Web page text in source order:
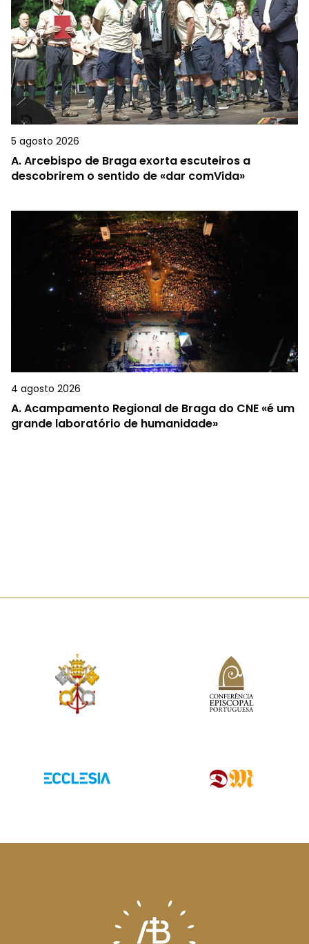
5 agosto 2026
A.Arcebispo de Braga exorta escuteiros a
descobrirem o sentido de «dar comVida»
4 agosto 2026
A.Acampamento Regional de Braga do CNE «é um
grande laboratório de humanidade»